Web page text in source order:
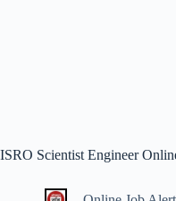
ISRO Scientist Engineer